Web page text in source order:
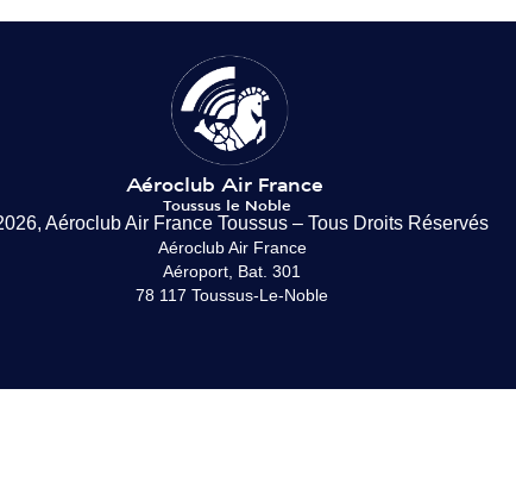
Aéroclub Air France Toussus – Tous Droits Réservés
Aéroclub Air France
Aéroport, Bat. 301
78 117 Toussus-Le-Noble